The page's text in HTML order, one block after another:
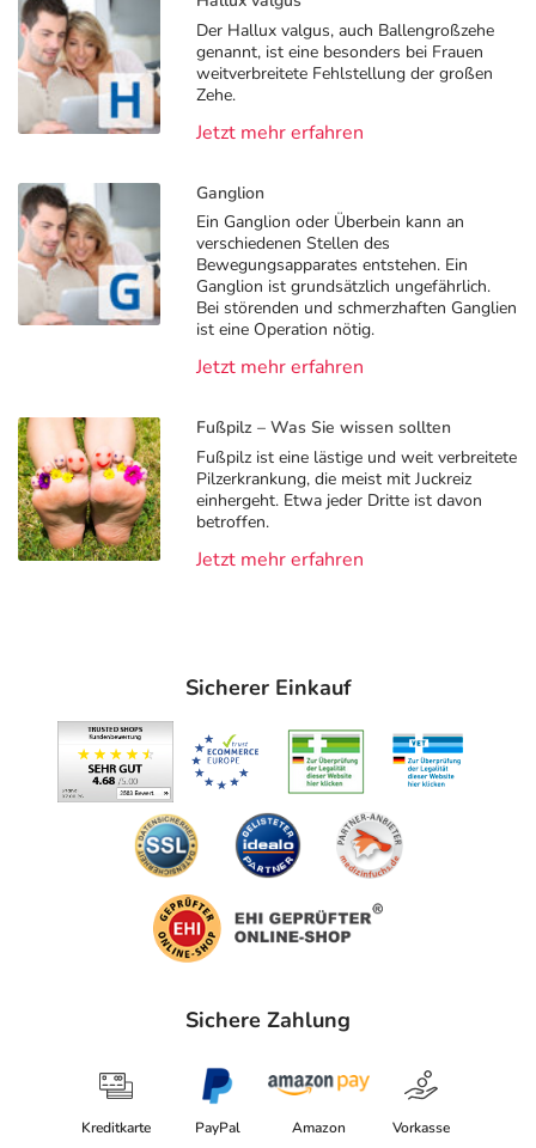
Der Hallux valgus, auch Ballengroßzehe
genannt, ist eine besonders bei Frauen
weitverbreitete Fehlstellung der großen
Zehe.
Jetzt mehr erfahren
Ganglion
Ein Ganglion oder Überbein kann an
verschiedenen Stellen des
Bewegungsapparates entstehen. Ein
Ganglion ist grundsätzlich ungefährlich.
Bei störenden und schmerzhaften Ganglien
ist eine Operation nötig.
Jetzt mehr erfahren
Fußpilz – Was Sie wissen sollten
Fußpilz ist eine lästige und weit verbreitete
Pilzerkrankung, die meist mit Juckreiz
einhergeht. Etwa jeder Dritte ist davon
betroffen.
Jetzt mehr erfahren
Sicherer Einkauf
Sichere Zahlung
Kreditkarte PayPal Amazon Vorkasse